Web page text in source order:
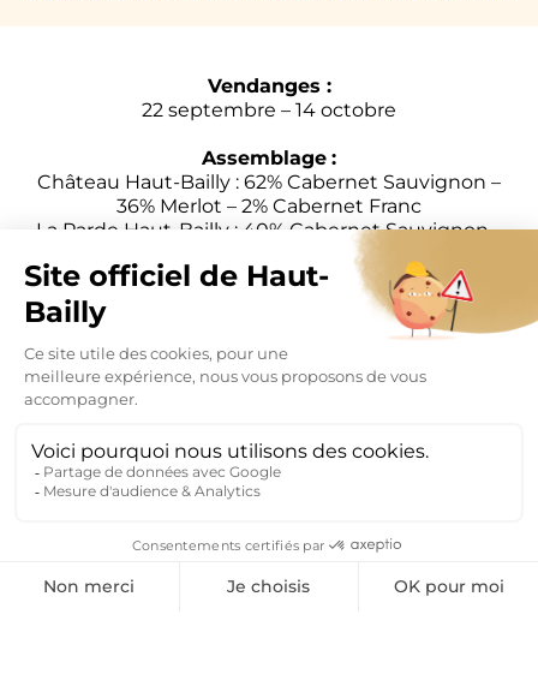
Vendanges :
22 septembre – 14 octobre
Assemblage :
Château Haut-Bailly : 62% Cabernet Sauvignon –
36% Merlot – 2% Cabernet Franc
La Parde Haut-Bailly : 40% Cabernet Sauvignon –
40% Merlot – 20% Cabernet Franc